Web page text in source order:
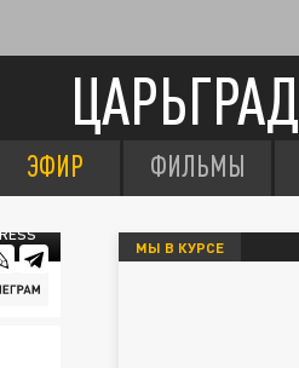
ЦАРЬГРАД
ЭФИР ФИЛЬМЫ
МЫ В КУРСЕ